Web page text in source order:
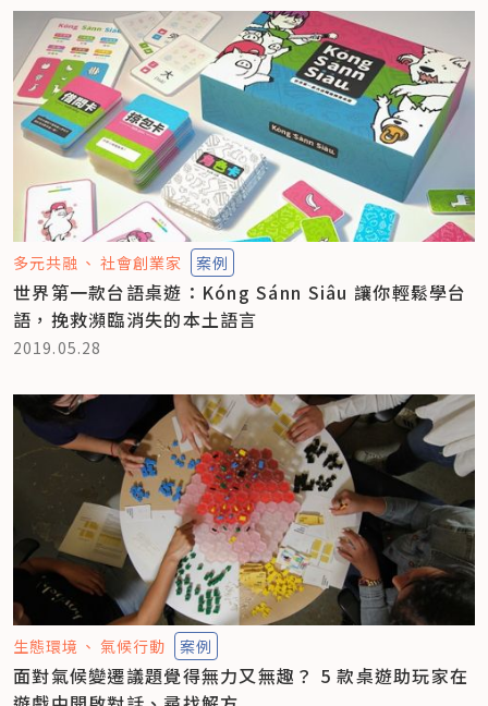
多元共融 社會創業家 案例
世界第一款台語桌遊：Kóng Sánn Siâu 讓你輕鬆學台
語，挽救瀕臨消失的本土語言
2019.05.28
生態環境 氣候行動 案例
面對氣候變遷議題覺得無力又無趣？ 5 款桌遊助玩家在